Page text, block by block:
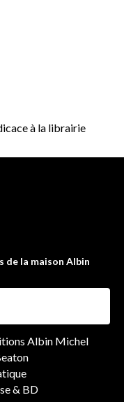
à la librairie
de la maison Albin
Albin Michel
& BD